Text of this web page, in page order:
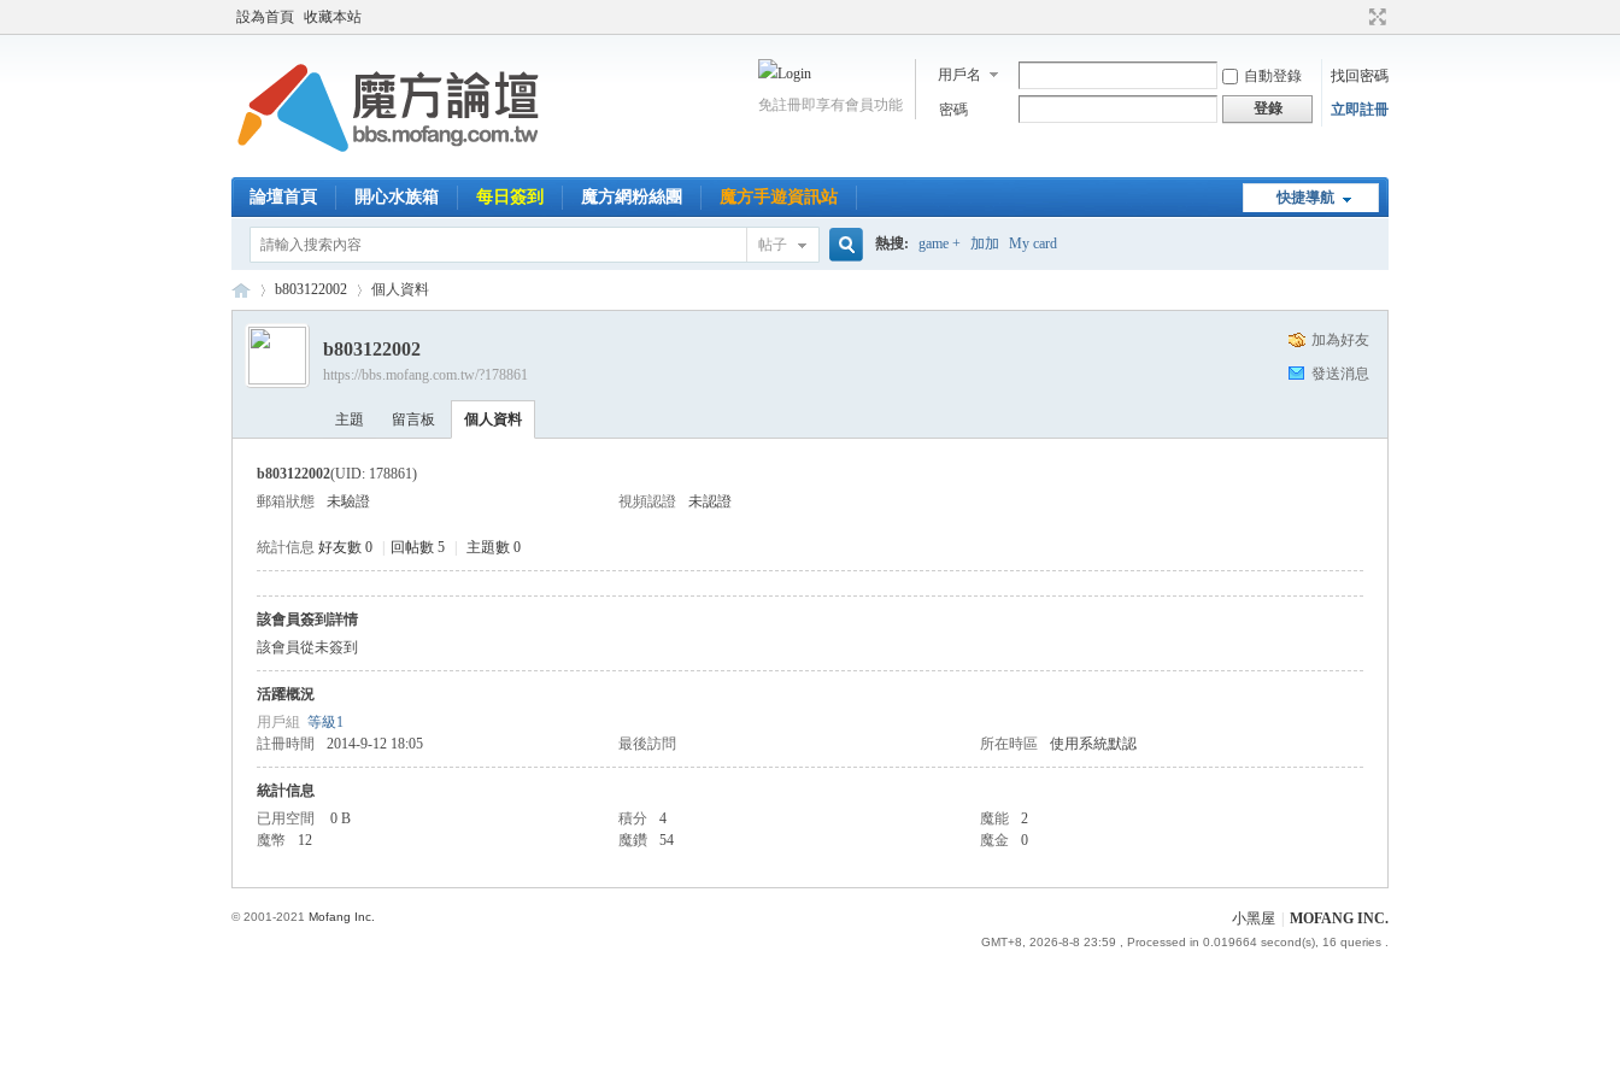
設為首頁 收藏本站
用戶名 自動登錄
找回密碼
密碼
登錄 立即註冊
免註冊即享有會員功能
快捷導航
論壇首頁 開心水族箱 每日簽到 魔方網粉絲團 魔方手遊資訊站
帖子 熱搜: game + 加加 My card
›
b803122002 個人資料
加為好友
發送消息
b803122002
https://bbs.mofang.com.tw/?178861
主題 留言板 個人資料
b803122002(UID: 178861)
郵箱狀態
未驗證 視頻認證 未認證
統計信息 好友數 0 回帖數 5 主題數 0
該會員簽到詳情
該會員從未簽到
活躍概況
用戶組 等級1
註冊時間
2014-9-12 18:05 最後訪問 所在時區 使用系統默認
統計信息
已用空間
0 B 積分 4 魔能
2
魔幣
12 魔鑽 54 魔金 0
小黑屋 MOFANG INC.
GMT+8, 2026-8-8 23:59 , Processed in 0.019664 second(s), 16 queries .
© 2001-2021 Mofang Inc.